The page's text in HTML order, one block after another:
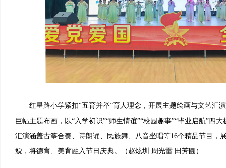
红星路小学紧扣“五育并举”育人理念，开展主题绘画与文艺汇
巨幅主题布画，以“入学初识”“师生情谊”“校园趣事”“毕业启航”四
汇演涵盖古筝合奏、诗朗诵、民族舞、八音坐唱等16个精品节目，
貌，将德育、美育融入节日庆典。（赵炫圳 周光雷 田芳圓）